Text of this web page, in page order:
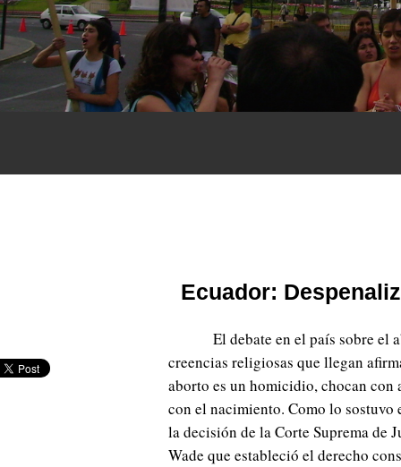
Ecuador:
El debate en el país sobre el
creencias religiosas que llegan
aborto es un homicidio, chocan con
con el nacimiento. Como lo
la decisión de la Corte Suprema de
Wade que estableció el derecho